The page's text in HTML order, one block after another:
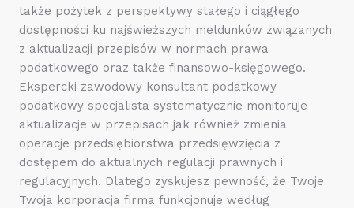
także pożytek z perspektywy stałego i ciągłego
dostępności ku najświeższych meldunków związanych
z aktualizacji przepisów w normach prawa
podatkowego oraz także finansowo-księgowego.
Ekspercki zawodowy konsultant podatkowy
podatkowy specjalista systematycznie monitoruje
aktualizacje w przepisach jak również zmienia
operacje przedsiębiorstwa przedsięwzięcia z
dostępem do aktualnych regulacji prawnych i
regulacyjnych. Dlatego zyskujesz pewność, że Twoje
Twoja korporacja firma funkcjonuje według